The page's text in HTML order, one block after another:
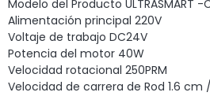
Modelo del Producto ULTRASMART -
Alimentación principal 220V
Voltaje de trabajo DC24V
Potencia del motor 40W
Velocidad rotacional 250PRM
Velocidad de carrera de Rod 1.6 cm